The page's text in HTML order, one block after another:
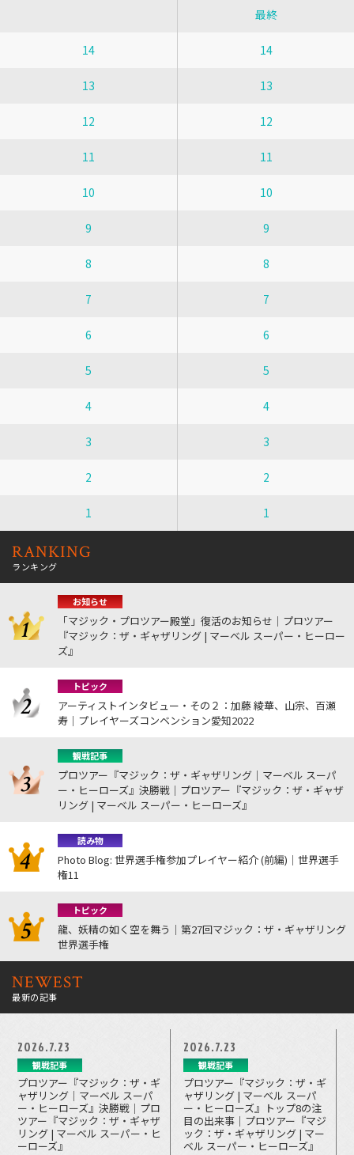
最終
14 14
13 13
12 12
11 11
10 10
9 9
8 8
7 7
6 6
5 5
4 4
3 3
2 2
1 1
RANKING
ランキング
お知らせ
「マジック・プロツアー殿堂」復活のお知らせ｜プロツアー
『マジック：ザ・ギャザリング | マーベル スーパー・ヒーロー
ズ』
トピック
アーティストインタビュー・その２：加藤 綾華、山宗、百瀬
寿｜プレイヤーズコンベンション愛知2022
観戦記事
プロツアー『マジック：ザ・ギャザリング｜マーベル スーパ
ー・ヒーローズ』決勝戦｜プロツアー『マジック：ザ・ギャザ
リング | マーベル スーパー・ヒーローズ』
読み物
Photo Blog: 世界選手権参加プレイヤー紹介 (前編)｜世界選手
権11
トピック
龍、妖精の如く空を舞う｜第27回マジック：ザ・ギャザリング
世界選手権
NEWEST
最新の記事
2026.7.23
観戦記事
プロツアー『マジック：ザ・ギ
ャザリング｜マーベル スーパ
ー・ヒーローズ』決勝戦｜プロ
ツアー『マジック：ザ・ギャザ
リング | マーベル スーパー・ヒ
ーローズ』
2026.7.23
観戦記事
プロツアー『マジック：ザ・ギ
ャザリング | マーベル スーパ
ー・ヒーローズ』トップ8の注
目の出来事｜プロツアー『マジ
ック：ザ・ギャザリング | マー
ベル スーパー・ヒーローズ』